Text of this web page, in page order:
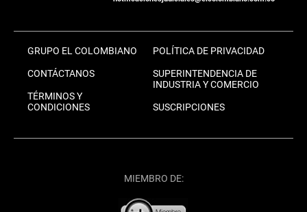
GRUPO EL COLOMBIANO
CONTÁCTANOS
TÉRMINOS Y
CONDICIONES
POLÍTICA DE PRIVACIDAD
SUPERINTENDENCIA DE
INDUSTRIA Y COMERCIO
SUSCRIPCIONES
MIEMBRO DE: